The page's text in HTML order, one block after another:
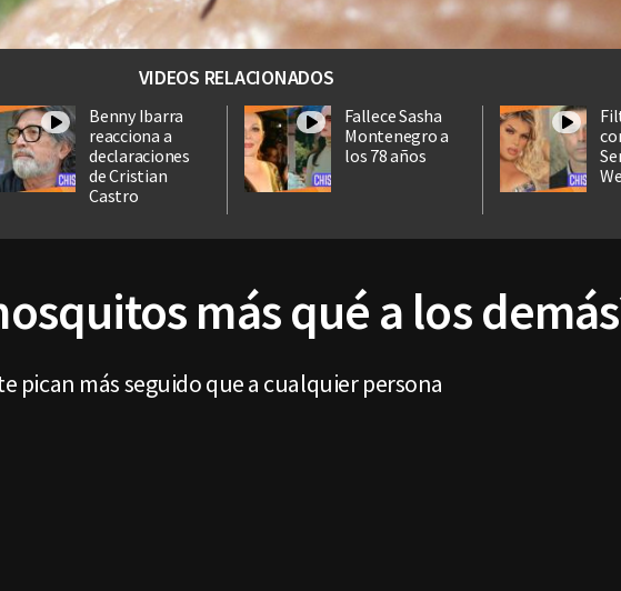
VIDEOS RELACIONADOS
Benny Ibarra
reacciona a
declaraciones
de Cristian
Castro
Fallece Sasha
Montenegro a
los 78 años
más qué a los
pican más seguido que a cualquier persona